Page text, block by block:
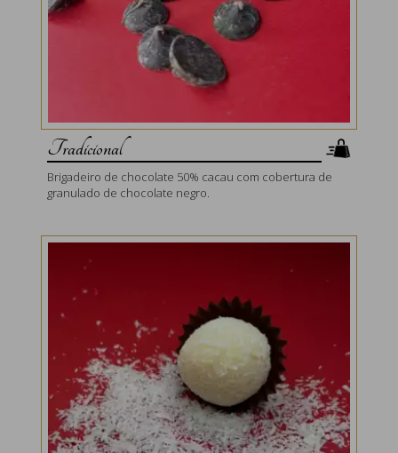
Tradicional
Brigadeiro de chocolate 50% cacau com cobertura de
granulado de chocolate negro.